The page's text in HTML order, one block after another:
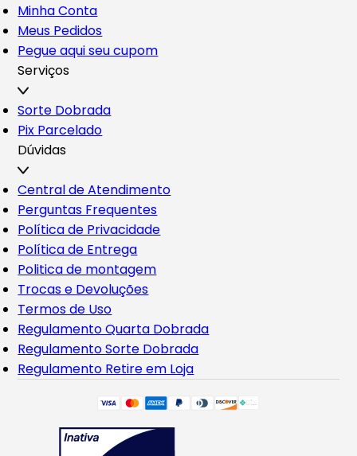
Minha Conta
Meus Pedidos
Pegue aqui seu cupom
Serviços
Sorte Dobrada
Pix Parcelado
Dúvidas
Central de Atendimento
Perguntas Frequentes
Política de Privacidade
Política de Entrega
Politica de montagem
Trocas e Devoluções
Termos de Uso
Regulamento Quarta Dobrada
Regulamento Sorte Dobrada
Regulamento Retire em Loja